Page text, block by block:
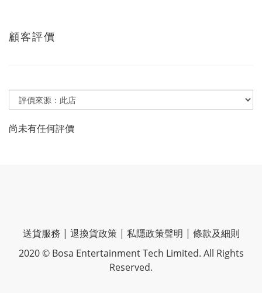
顧客評價
尚未有任何評價
送貨服務 | 退換貨政策| 私隱政策聲明 | 條款及細則
2020 © Bosa Entertainment Tech Limited. All Rights
Reserved.